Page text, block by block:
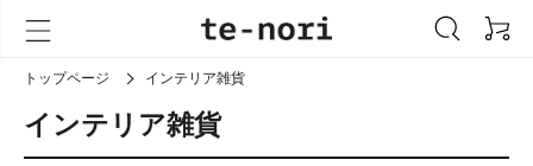
トップページ インテリア雑貨
インテリア雑貨